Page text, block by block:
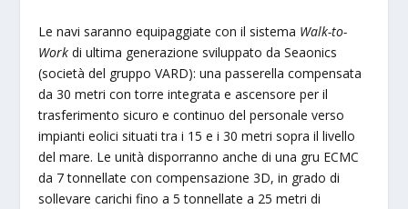
Le navi saranno equipaggiate con il sistema Walk-to-
Work di ultima generazione sviluppato da Seaonics
(società del gruppo VARD): una passerella compensata
da 30 metri con torre integrata e ascensore per il
trasferimento sicuro e continuo del personale verso
impianti eolici situati tra i 15 e i 30 metri sopra il livello
del mare. Le unità disporranno anche di una gru ECMC
da 7 tonnellate con compensazione 3D, in grado di
sollevare carichi fino a 5 tonnellate a 25 metri di